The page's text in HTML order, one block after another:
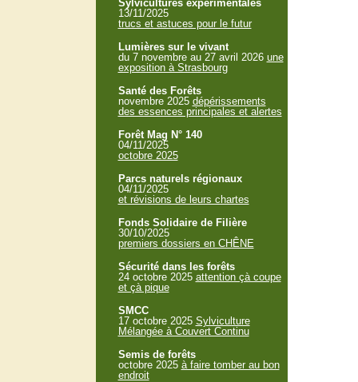
Sylvicultures expérimentales
13/11/2025
trucs et astuces pour le futur
Lumières sur le vivant
du 7 novembre au 27 avril 2026 une
exposition à Strasbourg
Santé des Forêts
novembre 2025 dépérissements
des essences principales et alertes
Forêt Mag N° 140
04/11/2025
octobre 2025
Parcs naturels régionaux
04/11/2025
et révisions de leurs chartes
Fonds Solidaire de Filière
30/10/2025
premiers dossiers en CHÊNE
Sécurité dans les forêts
24 octobre 2025 attention çà coupe
et çà pique
SMCC
17 octobre 2025 Sylviculture
Mélangée à Couvert Continu
Semis de forêts
octobre 2025 à faire tomber au bon
endroit